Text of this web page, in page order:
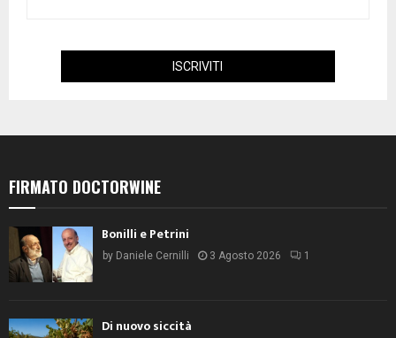
FIRMATO DOCTORWINE
Bonilli e Petrini
by Daniele Cernilli 3 Agosto 2026 1
Di nuovo siccità